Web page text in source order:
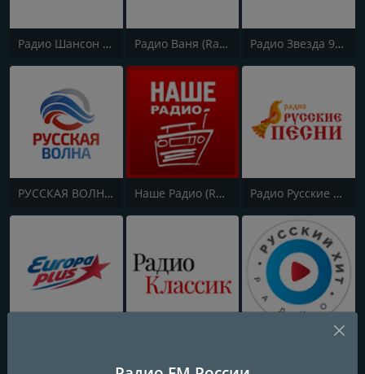
Радио Шансон (Chanson) Радио Ваня (Radio Vanya) Радио Звезда 95.6 FM (Radio Zvezda)
РУССКАЯ ВОЛНА - RUSSIAN WAVE Наше Радио (Radio Nashe) Радио Русские Песни | Russian Songs Radio | RuSongs